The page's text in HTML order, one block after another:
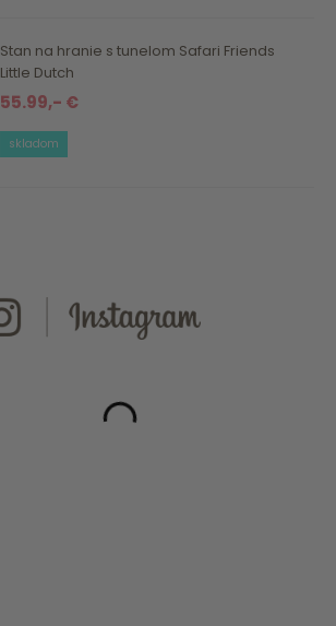
Stan na hranie s tunelom Safari Friends
Little Dutch
55.99,- €
skladom